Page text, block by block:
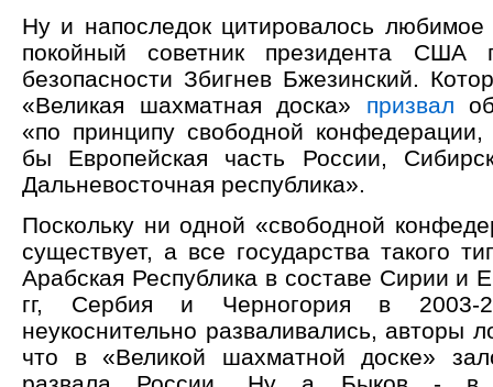
Ну и напоследок цитировалось
покойный советник президента США
безопасности Збигнев Бжезинский.
«Великая шахматная доска» призвал
«по принципу свободной
бы Европейская часть России,
Дальневосточная республика».
Поскольку ни одной «свободной
существует, а все государства такого
Арабская Республика в составе Сирии и
гг, Сербия и Черногория в
неукоснительно разваливались, авторы
что в «Великой шахматной доске»